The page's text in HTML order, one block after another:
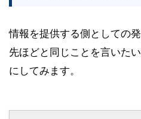
情報を提供する側としての
先ほどと同じことを言いた
にしてみます。